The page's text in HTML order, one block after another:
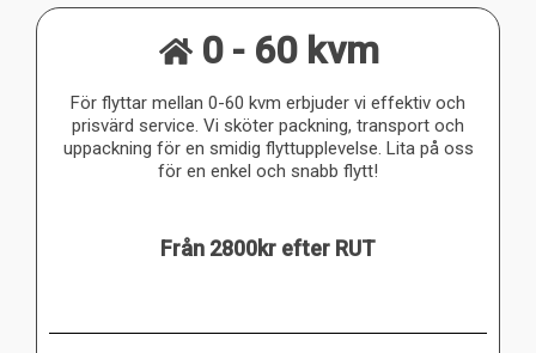
0 - 60 kvm
För flyttar mellan 0-60 kvm erbjuder vi effektiv och
prisvärd service. Vi sköter packning, transport och
uppackning för en smidig flyttupplevelse. Lita på oss
för en enkel och snabb flytt!
Från 2800kr efter RUT